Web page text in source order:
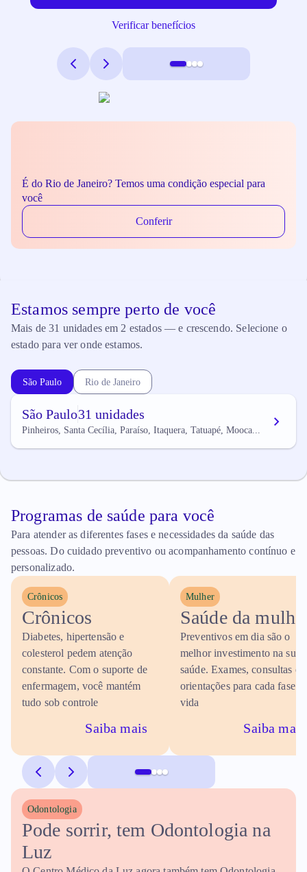
Verificar benefícios
É do Rio de Janeiro? Temos uma condição especial para
você
Conferir
Estamos sempre perto de você
Mais de 31 unidades em 2 estados — e crescendo. Selecione o
estado para ver onde estamos.
São Paulo Rio de Janeiro
São Paulo31 unidades
Pinheiros, Santa Cecília, Paraíso, Itaquera, Tatuapé, Mooca...
Programas de saúde para você
Para atender as diferentes fases e necessidades da saúde das
pessoas. Do cuidado preventivo ou acompanhamento contínuo e
personalizado.
Crônicos
Crônicos
Diabetes, hipertensão e
colesterol pedem atenção
constante. Com o suporte de
enfermagem, você mantém
tudo sob controle
Saiba mais
Mulher
Saúde da
Preventivos em dia são o
melhor investimento na sua
saúde. Exames, consultas e
orientações para cada fase
vida
Saiba mais
Odontologia
Pode sorrir, tem Odontologia na
Luz